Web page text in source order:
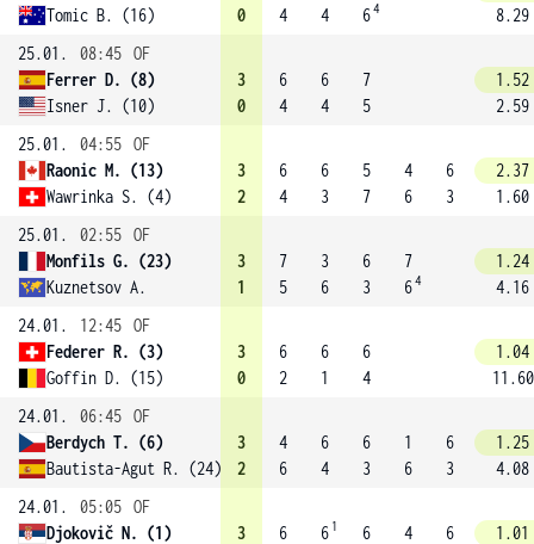
Tomic B. (16)
0
4
4
64
8.29
25.01.
08:45 OF
Ferrer D. (8)
Isner J. (10)
3
0
6
4
6
4
7
5
1.52
2.59
25.01.
04:55 OF
Raonic M. (13)
Wawrinka S. (4)
3
2
6
4
6
3
5
7
4
6
6
3
2.37
1.60
25.01.
02:55 OF
Monfils G. (23)
Kuznetsov A.
3
1
7
5
3
6
6
3
7
64
1.24
4.16
24.01.
12:45 OF
Federer R. (3)
Goffin D. (15)
3
0
6
2
6
1
6
4
1.04
11.60
24.01.
06:45 OF
Berdych T. (6)
Bautista-Agut R. (24)
3
2
4
6
6
4
6
3
1
6
6
3
1.25
4.08
24.01.
05:05 OF
Djokovič N. (1)
3
6
6 1
6
4
6
1.01